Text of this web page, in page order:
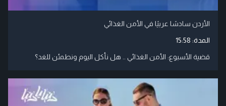
الأردن سادسًا عربيًا في الأمن الغذائي
المدة: 15:58
قضية الأسبوع: الأمن الغذائي .. هل نأكل اليوم ونطمئن للغد؟